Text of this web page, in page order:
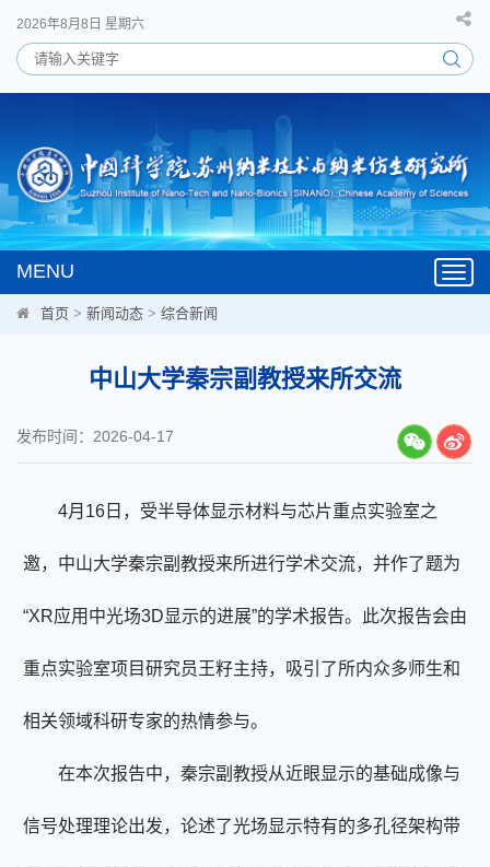
2026年8月8日 星期六
MENU
首页 > 新闻动态 > 综合新闻
中山大学秦宗副教授来所交流
发布时间：2026-04-17
4月 16 日，受半导体显示材料与芯片重点实验室之
邀，中山大学秦宗副教授来所进行学术交流，并作了题为
“XR应用中光场3D显示的进展”的学术报告。此次报告会由
重点实验室项目研究员王籽主持，吸引了所内众多师生和
相关领域科研专家的热情参与。
在本次报告中，秦宗副教授从近眼显示的基础成像与
信号处理理论出发，论述了光场显示特有的多孔径架构带